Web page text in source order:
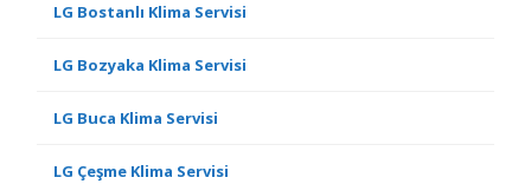
LG Bostanlı Klima Servisi
LG Bozyaka Klima Servisi
LG Buca Klima Servisi
LG Çeşme Klima Servisi